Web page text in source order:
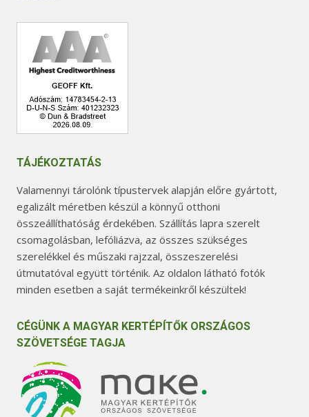
TÁJÉKOZTATÁS
Valamennyi tárolónk típustervek alapján előre gyártott,
egalizált méretben készül a könnyű otthoni
összeállíthatóság érdekében. Szállítás lapra szerelt
csomagolásban, lefóliázva, az összes szükséges
szerelékkel és műszaki rajzzal, összeszerelési
útmutatóval együtt történik. Az oldalon látható fotók
minden esetben a saját termékeinkről készültek!
CÉGÜNK A MAGYAR KERTÉPÍTŐK ORSZÁGOS
SZÖVETSÉGE TAGJA